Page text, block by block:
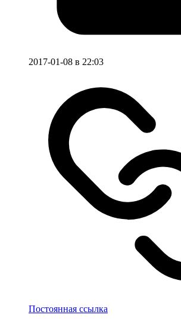
2017-01-08 в 22:03
Постоянная ссылка